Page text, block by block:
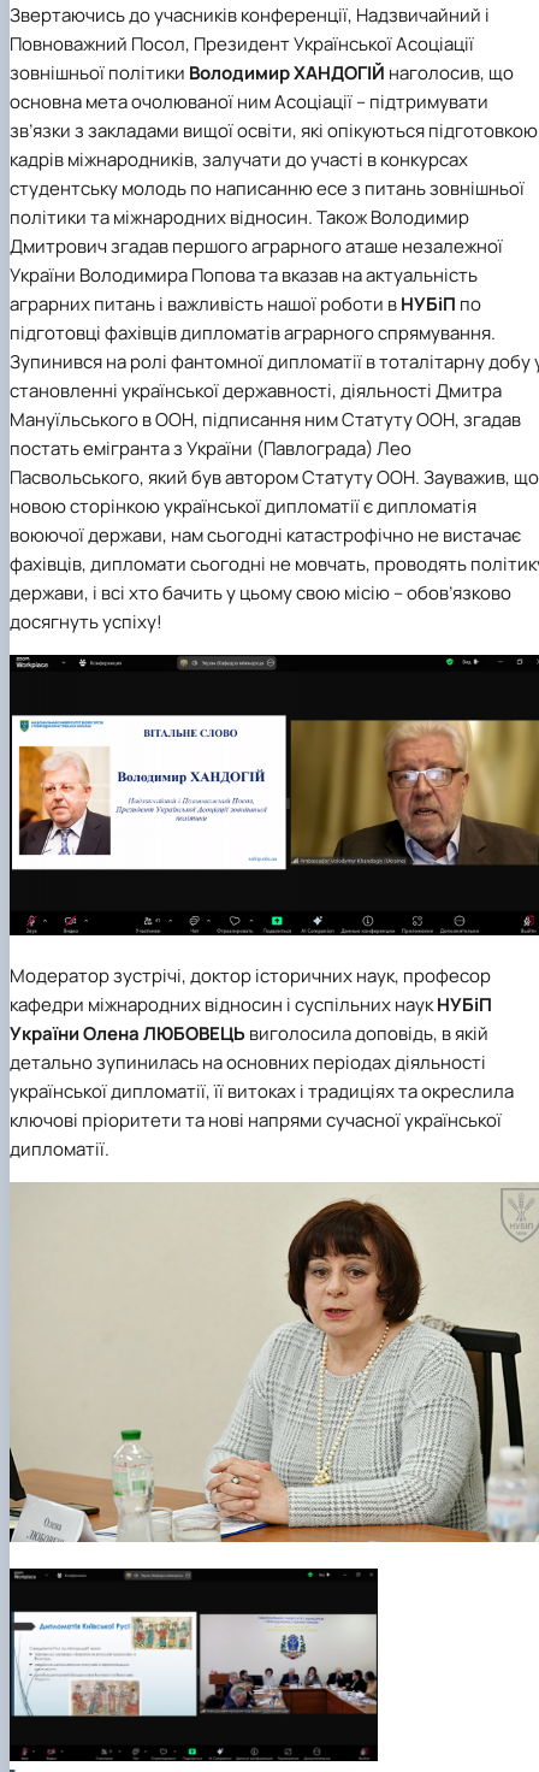
Звертаючись до учасників конференції, Надзвичайний і
Повноважний Посол, Президент Української Асоціації
зовнішньої політики Володимир ХАНДОГІЙ наголосив, що
основна мета очолюваної ним Асоціації – підтримувати
зв’язки з закладами вищої освіти, які опікуються підготовкою
кадрів міжнародників, залучати до участі в конкурсах
студентську молодь по написанню есе з питань зовнішньої
політики та міжнародних відносин. Також Володимир
Дмитрович згадав першого аграрного аташе незалежної
України Володимира Попова та вказав на актуальність
аграрних питань і важливість нашої роботи вНУБіП по
підготовці фахівців дипломатів аграрного спрямування.
Зупинився на ролі фантомної дипломатії в тоталітарну добу
становленні української державності, діяльності Дмитра
Мануїльського в ООН, підписання ним Статуту ООН, згадав
постать емігранта з України (Павлограда) Лео
Пасвольського, який був автором Статуту ООН. Зауважив, що
новою сторінкою української дипломатії є дипломатія
воюючої держави, нам сьогодні катастрофічно не вистачає
фахівців, дипломати сьогодні не мовчать, проводять
держави, і всі хто бачить у цьому свою місію – обов’язково
досягнуть успіху!
Модератор зустрічі, доктор історичних наук, професор
кафедри міжнародних відносин і суспільних наукНУБіП
УкраїниОлена ЛЮБОВЕЦЬ виголосила доповідь, в якій
детально зупинилась на основних періодах діяльності
української дипломатії, її витоках і традиціях та окреслила
ключові пріоритети та нові напрями сучасної української
дипломатії.